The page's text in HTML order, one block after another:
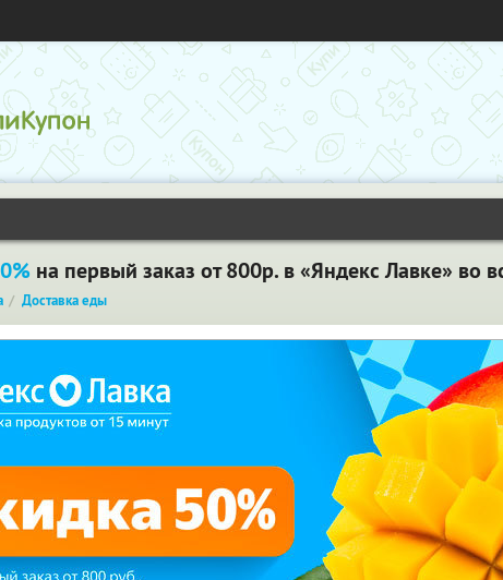
на первый заказ от 800р. в «Яндекс Лавке» во
Доставка еды